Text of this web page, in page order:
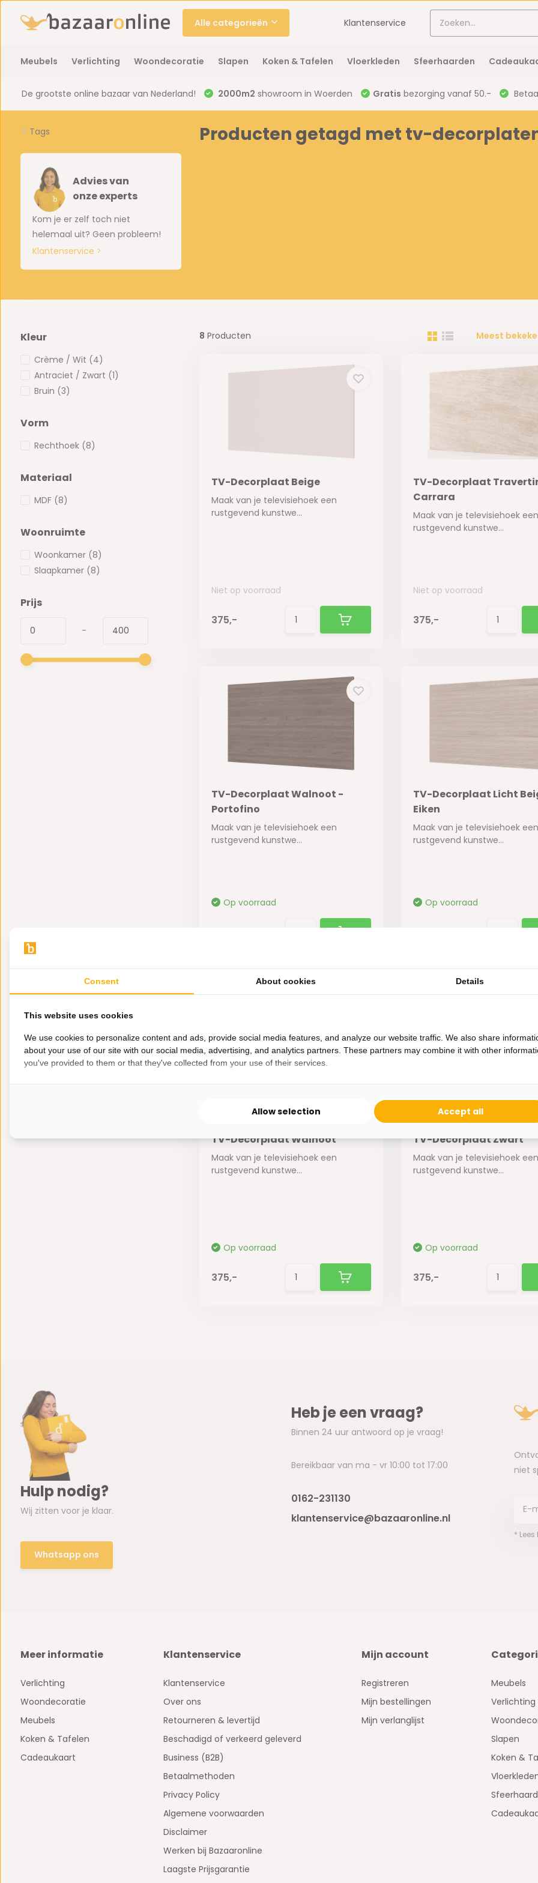
Alle categorieën Klantenservice
Meubels Verlichting Woondecoratie Slapen Koken & Tafelen Vloerkleden Sfeerhaarden
De grootste online bazaar van Nederland! 2000m2 showroom in Woerden Gratis bezorging vanaf 50.-
Tags
Advies van
onze experts
Kom je er zelf toch niet
helemaal uit? Geen probleem!
Klantenservice >
Producten getagd met tv-
Kleur
Crème / Wit (4)
Antraciet / Zwart (1)
Bruin (3)
Vorm
Rechthoek (8)
Materiaal
MDF (8)
Woonruimte
Woonkamer (8)
Slaapkamer (8)
Prijs
-
8 Producten Meest
TV-Decorplaat Beige
Maak van je televisiehoek een
rustgevend kunstwe...
Niet op voorraad
375,-
TV-Decorplaat
Carrara
Maak van je televisiehoek een
rustgevend kunstwe...
Niet op voorraad
375,-
TV-Decorplaat Walnoot -
Portofino
Maak van je televisiehoek een
rustgevend kunstwe...
Op voorraad
TV-Decorplaat Licht
Eiken
Maak van je televisiehoek een
rustgevend kunstwe...
Op voorraad
2000m2showroom in Woerden bezorging vanaf
TV-Decorplaat Walnoot
Maak van je televisiehoek een
rustgevend kunstwe...
Op voorraad
375,-
TV-Decorplaat Zwart
Maak van je televisiehoek een
rustgevend kunstwe...
Op voorraad
375,-
Hulp nodig?
Wij zitten voor je klaar.
Whatsapp ons
Heb je een vraag?
Binnen 24 uur antwoord op je vraag!
Bereikbaar van ma - vr 10:00 tot 17:00
0162-231130
klantenservice@bazaaronline.nl
niet
*
Meer informatie
Verlichting
Woondecoratie
Meubels
Koken & Tafelen
Cadeaukaart
Klantenservice
Klantenservice
Over ons
Retourneren & levertijd
Beschadigd of verkeerd geleverd
Business (B2B)
Betaalmethoden
Privacy Policy
Algemene voorwaarden
Disclaimer
Werken bij Bazaaronline
Laagste Prijsgarantie
Mijn account
Registreren
Mijn bestellingen
Mijn verlanglijst
Meubels
Verlichting
Slapen
Koken &
Consent About cookies Details
This website uses cookies
We use cookies to personalize content and ads, provide social media features, and analyze our website traffic. We also share
about your use of our site with our social media, advertising, and analytics partners. These partners may combine it with other
you've provided to them or that they've collected from your use of their services.
Allow selection Accept all